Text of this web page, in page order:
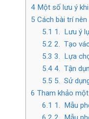
4 Một số lưu ý
5 Cách bài trí
5.1 1. Lưu ý
5.2 2. Tạo
5.3 3. Lựa
5.44. Tận
5.5 5. Sử
6 Tham khảo
6.1 1. Mẫu